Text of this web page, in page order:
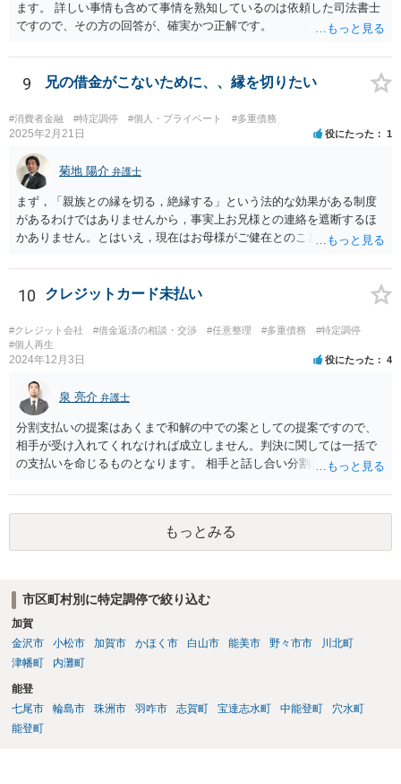
ます。 詳しい事情も含めて事情を熟知しているのは依頼した司法書士
ですので、その方の回答が、確実かつ正解です。
9 兄の借金がこないために、、縁を切りたい
#消費者金融 #特定調停 #個人・プライベート #多重債務
2025年2月21日 役にたった 1
菊地 陽介 弁護士
まず，「親族との縁を切る，絶縁する」という法的な効果がある制度
があるわけではありませんから，事実上お兄様との連絡を遮断するほ
かありません。とはいえ，現在はお母様がご健在とのことですから，
が終わった後，というようになることが多いでしょう。 一番の御懸念
はお兄様の借金があなたご自身やあなたのご家族に及ぶことかと思い
様のために借金をしたり，お兄様の借入の（連帯）保証人とならない
限り，お兄様の借金についてあなた自身に返済が求められることはあ
りません。 ・お兄様があなたよりも先にお亡くなりになった場合，お
兄様に子がいない場合には，お母様又はその時点でお母様も亡くなら
れていればあなた自身が相続人となります。 この場合には，お兄様
の借金も相続してしまいますから，そうならないように相続放棄の手
続をするべきこととなります。 上述のとおりお兄様との縁を切ると
いう法的な制度がありませんから，ご自身にお兄様の借金が及ばない
ようにするためには以上のように整理をした上で，例えばお兄様から
する，などの対応を個別にとっていくことにならざるを得ないと思い
10 クレジットカード未払い
#クレジット会社 #借金返済の相談・交渉 #任意整理 #多重債務
#特定調停
#個人再生
2024年12月3日 役にたった 4
泉 亮介 弁護士
分割支払いの提案はあくまで和解の中での案としての提案ですので、
相手が受け入れてくれなければ成立しません。判決に関しては一括で
の支払いを命じるものとなります。 相手と話し合い分割の返済に合意
もっとみる
市区町村別に特定調停で絞り込む
加賀
金沢市
小松市 加賀市 かほく市 白山市 能美市 野々市市
川北町
津幡町
内灘町
能登
七尾市
輪島市 珠洲市 羽咋市 志賀町 宝達志水町 中能登町
穴水町
能登町